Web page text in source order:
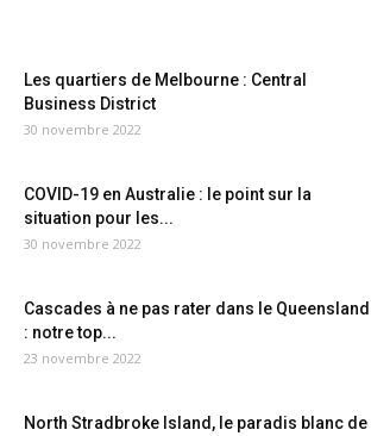
Les quartiers de Melbourne : Central
Business District
30 novembre 2022
COVID-19 en Australie : le point sur la
situation pour les...
30 novembre 2022
Cascades à ne pas rater dans le Queensland
: notre top...
23 novembre 2022
North Stradbroke Island, le paradis blanc de